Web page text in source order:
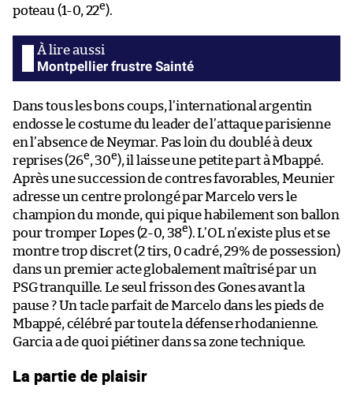
poteau (1-0, 22e).
Montpellier frustre Sainté
Dans tous les bons coups, l’international argentin
endosse le costume du leader de l’attaque parisienne
en l’absence de Neymar. Pas loin du doublé à deux
reprises (26e, 30e), il laisse une petite part à Mbappé.
Après une succession de contres favorables, Meunier
adresse un centre prolongé par Marcelo vers le
champion du monde, qui pique habilement son ballon
pour tromper Lopes (2-0, 38e). L’OL n’existe plus et se
montre trop discret (2 tirs, 0 cadré, 29% de possession)
dans un premier acte globalement maîtrisé par un
PSG tranquille. Le seul frisson des Gones avant la
pause ? Un tacle parfait de Marcelo dans les pieds de
Mbappé, célébré par toute la défense rhodanienne.
Garcia a de quoi piétiner dans sa zone technique.
La partie de plaisir